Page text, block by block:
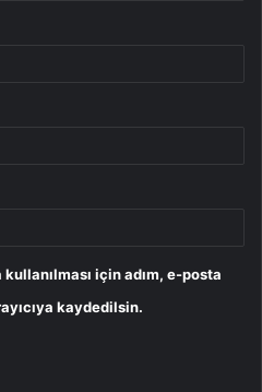
için adım, e-posta
kaydedilsin.